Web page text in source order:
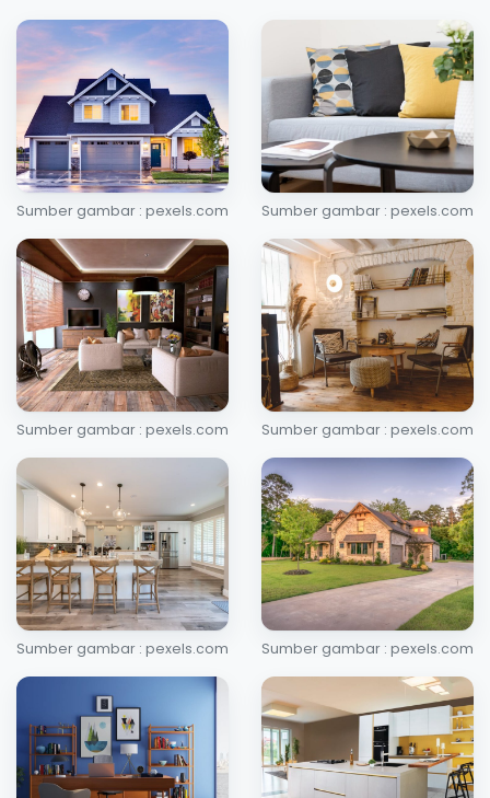
Sumber gambar : pexels.com Sumber gambar : pexels.com
Sumber gambar : pexels.com Sumber gambar : pexels.com
Sumber gambar : pexels.com Sumber gambar : pexels.com